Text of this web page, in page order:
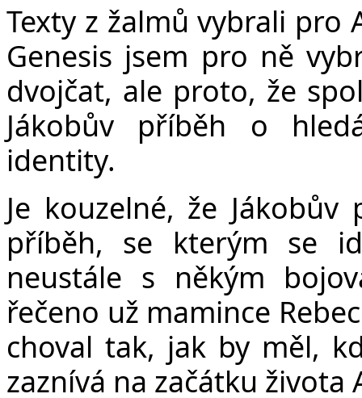
Texty z žalmů vybrali pro
Genesis jsem pro ně
dvojčat, ale proto, že
Jákobův příběh o
identity.
Je kouzelné, že
příběh, se kterým se
neustále s někým
řečeno už mamince
choval tak, jak by měl,
zaznívá na začátku života